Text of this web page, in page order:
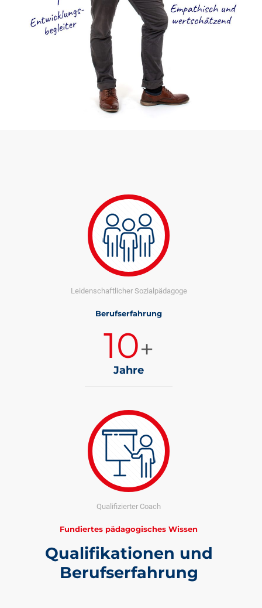
Leidenschaftlicher Sozialpädagoge
Berufserfahrung
10+
Jahre
Qualifizierter Coach
Fundiertes pädagogisches Wissen
Qualifikationen und
Berufserfahrung